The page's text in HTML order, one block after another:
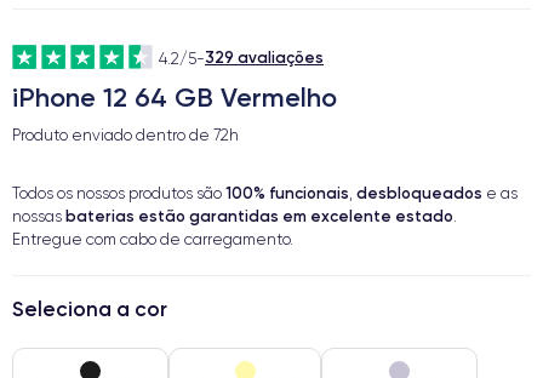
4.2/5-329 avaliações
iPhone 12 64 GB Vermelho
Produto enviado dentro de 72h
Todos os nossos produtos são 100% funcionais, desbloqueados e as
nossas baterias estão garantidas em excelente estado.
Entregue com cabo de carregamento.
Seleciona a cor